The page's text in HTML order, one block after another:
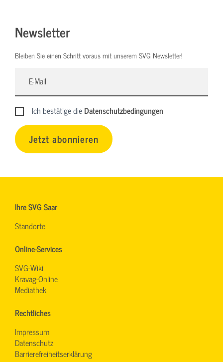
Newsletter
Bleiben Sie einen Schritt voraus mit unserem SVG Newsletter!
Ich bestätige dieDatenschutzbedingungen
Jetzt abonnieren
Ihre SVG Saar
Standorte
Online-Services
SVG-Wiki
Kravag-Online
Mediathek
Rechtliches
Impressum
Datenschutz
Barrierefreiheitserklärung